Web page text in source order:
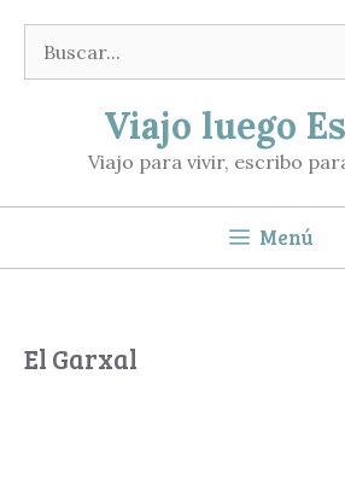
contenido
Buscar:
Viajo luego
Viajo para vivir, escribo
Menú
El Garxal